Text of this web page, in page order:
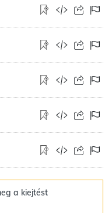
a kiejtést